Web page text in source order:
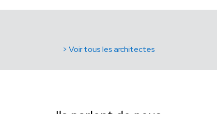
> Voir tous les architectes